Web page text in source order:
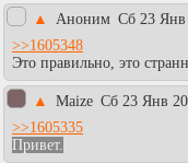
▲ Аноним Сб 23 Янв
>>1605348
Это правильно, это
▲ Maize Сб 23 Янв
>>1605335
Привет.